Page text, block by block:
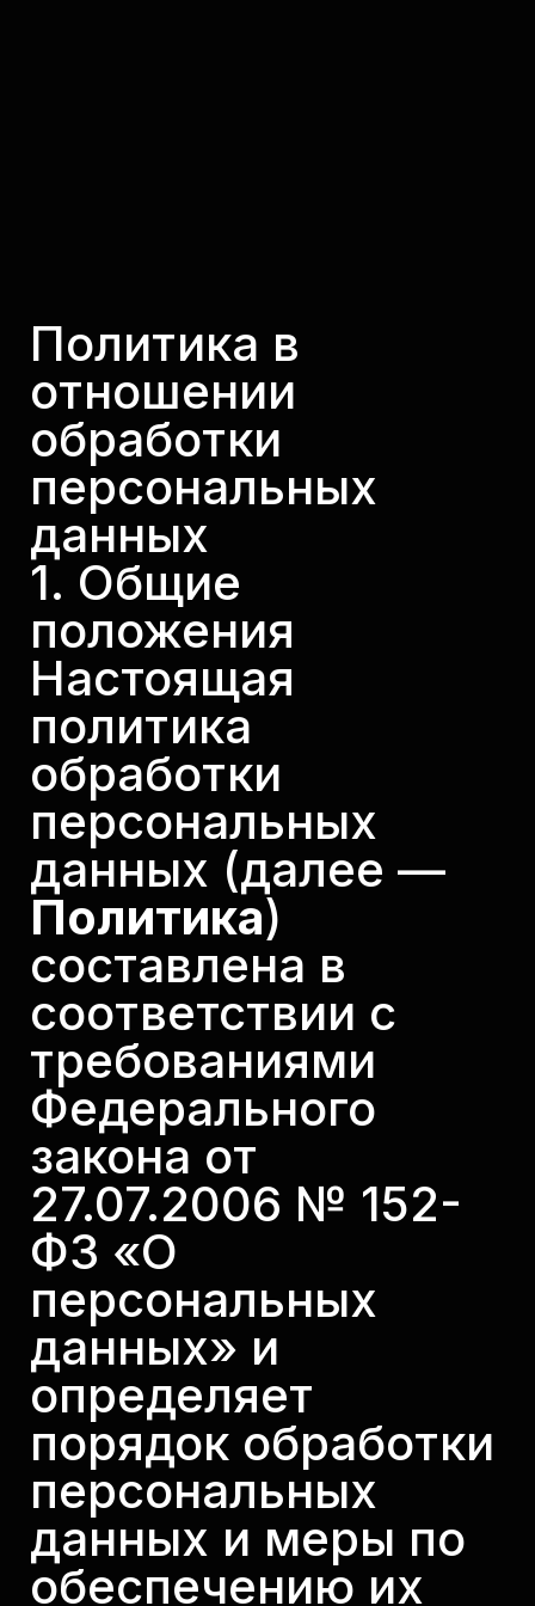
Политика в
отношении
обработки
персональных
данных
1. Общие
положения
Настоящая
политика
обработки
персональных
данных (далее —
Политика)
составлена в
соответствии с
требованиями
Федерального
закона от
27.07.2006 № 152-
ФЗ «О
персональных
данных» и
определяет
порядок обработки
персональных
данных и меры по
обеспечению их